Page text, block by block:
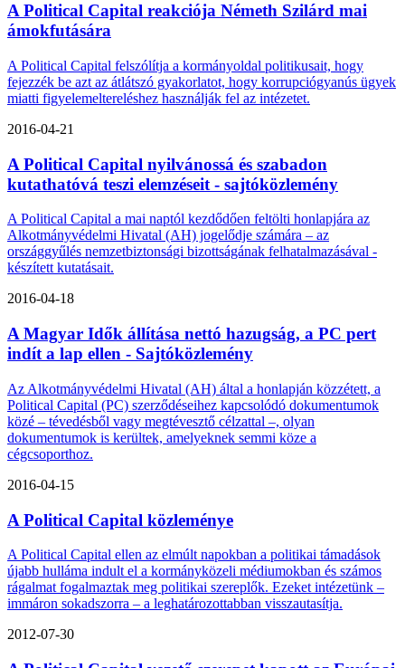
A Political Capital reakciója Németh Szilárd mai
ámokfutására
A Political Capital felszólítja a kormányoldal politikusait, hogy
fejezzék be azt az átlátszó gyakorlatot, hogy korrupciógyanús ügyek
miatti figyelemeltereléshez használják fel az intézetet.
2016-04-21
A Political Capital nyilvánossá és szabadon
kutathatóvá teszi elemzéseit - sajtóközlemény
A Political Capital a mai naptól kezdődően feltölti honlapjára az
Alkotmányvédelmi Hivatal (AH) jogelődje számára – az
országgyűlés nemzetbiztonsági bizottságának felhatalmazásával -
készített kutatásait.
2016-04-18
A Magyar Idők állítása nettó hazugság, a PC pert
indít a lap ellen - Sajtóközlemény
Az Alkotmányvédelmi Hivatal (AH) által a honlapján közzétett, a
Political Capital (PC) szerződéseihez kapcsolódó dokumentumok
közé – tévedésből vagy megtévesztő célzattal –, olyan
dokumentumok is kerültek, amelyeknek semmi köze a
cégcsoporthoz.
2016-04-15
A Political Capital közleménye
A Political Capital ellen az elmúlt napokban a politikai támadások
újabb hulláma indult el a kormányközeli médiumokban és számos
rágalmat fogalmaztak meg politikai szereplők. Ezeket intézetünk –
immáron sokadszorra – a leghatározottabban visszautasítja.
2012-07-30